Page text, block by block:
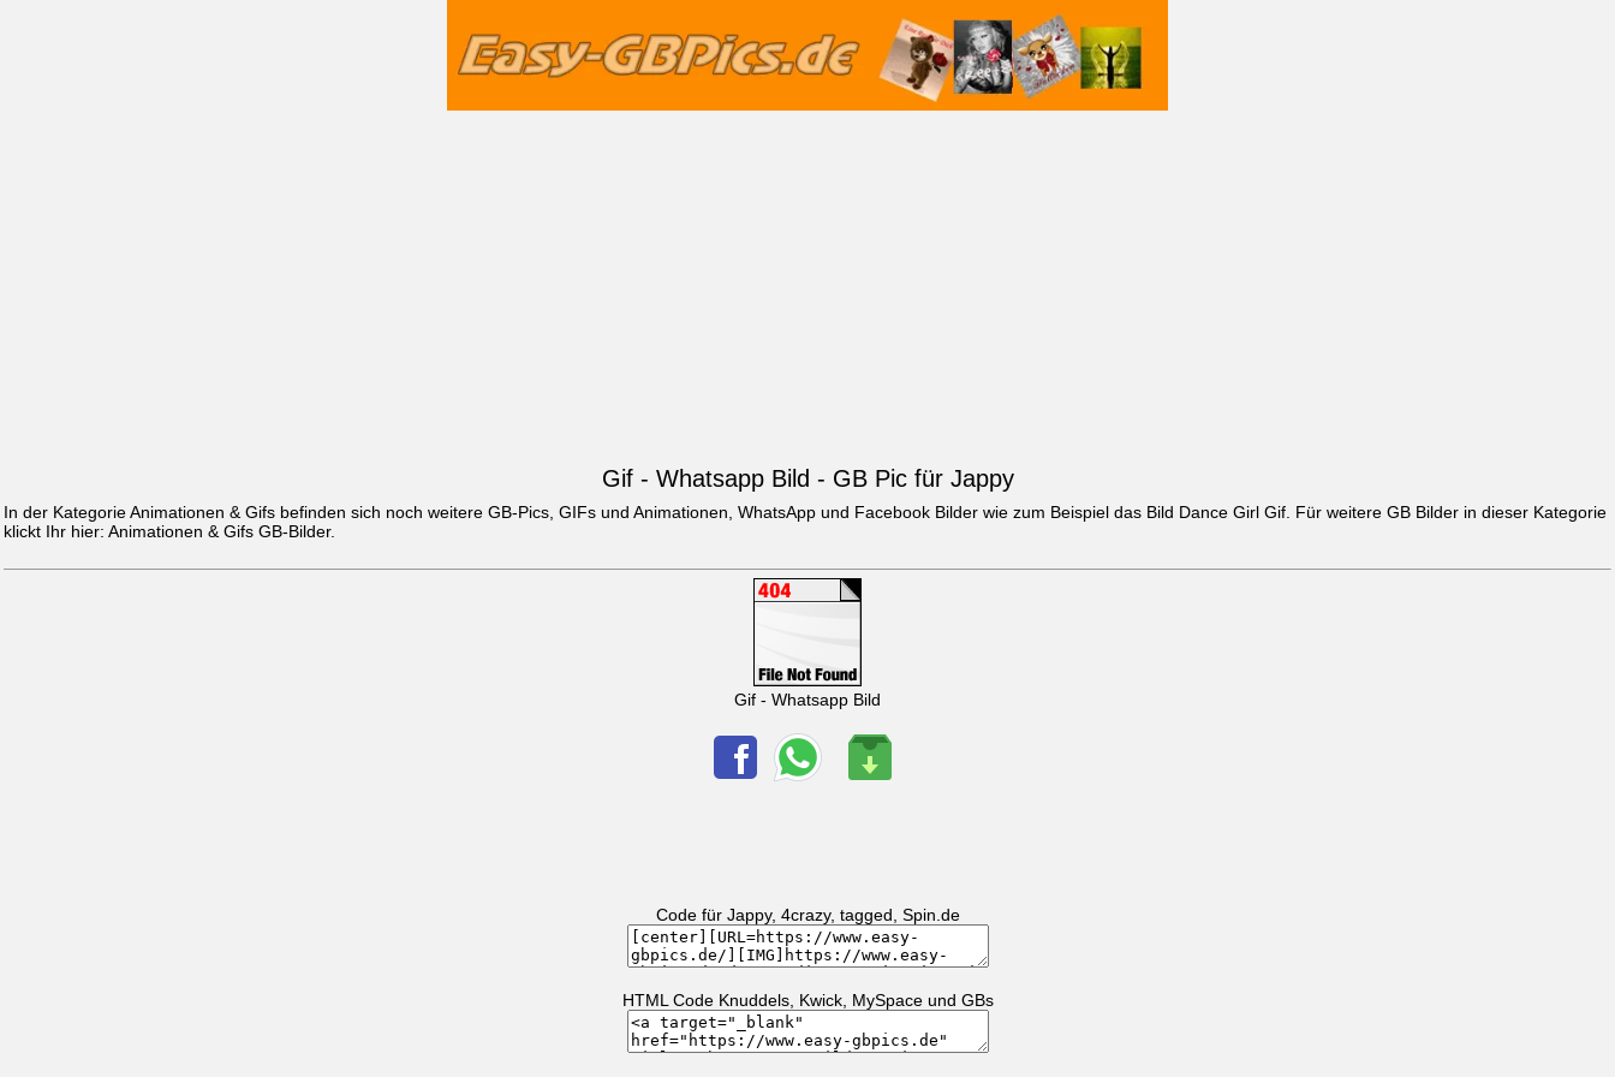
Gif - Whatsapp Bild - GB Pic für Jappy
In der Kategorie Animationen & Gifs befinden sich noch weitere GB-Pics, GIFs und Animationen, WhatsApp und Facebook Bilder wie zum Beispiel das Bild Dance Girl Gif . Für weitere GB Bilder in dieser Kategorie
klickt Ihr hier: Animationen & Gifs GB-Bilder.
Gif - Whatsapp Bild
Code für Jappy, 4crazy, tagged, Spin.de
HTML Code Knuddels, Kwick, MySpace und GBs